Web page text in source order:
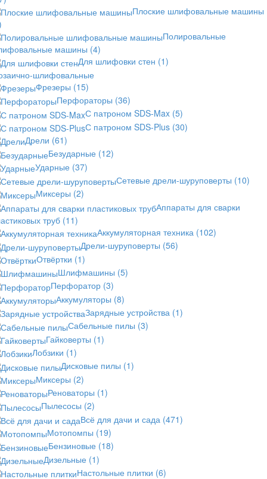
Плоские шлифовальные машины
Полировальные
машины (4)
Для шлифовки стен (1)
шлифовальные
Фрезеры (15)
Перфораторы (36)
С патроном SDS-Max (5)
С патроном SDS-Plus (30)
Дрели (61)
Безударные (12)
Ударные (37)
Сетевые дрели-шуруповерты (10)
Миксеры (2)
Аппараты для сварки
труб (11)
Аккумуляторная техника (102)
Дрели-шуруповерты (56)
Отвёртки (1)
Шлифмашины (5)
Перфоратор (3)
Аккумуляторы (8)
Зарядные устройства (1)
Сабельные пилы (3)
Гайковерты (1)
Лобзики (1)
Дисковые пилы (1)
Миксеры (2)
Реноваторы (1)
Пылесосы (2)
Всё для дачи и сада (471)
Мотопомпы (19)
Бензиновые (18)
Дизельные (1)
Настольные плитки (6)